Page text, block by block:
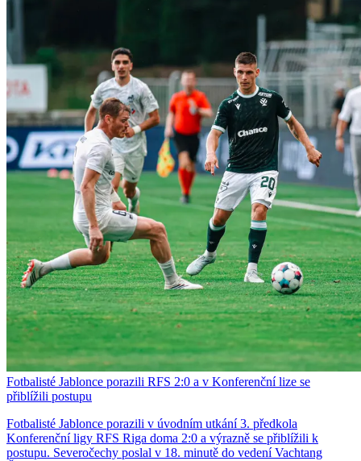
Fotbalisté Jablonce porazili RFS 2:0 a v Konferenční lize se
přiblížili postupu
Fotbalisté Jablonce porazili v úvodním utkání 3. předkola
Konferenční ligy RFS Riga doma 2:0 a výrazně se přiblížili k
postupu. Severočechy poslal v 18. minutě do vedení Vachtang